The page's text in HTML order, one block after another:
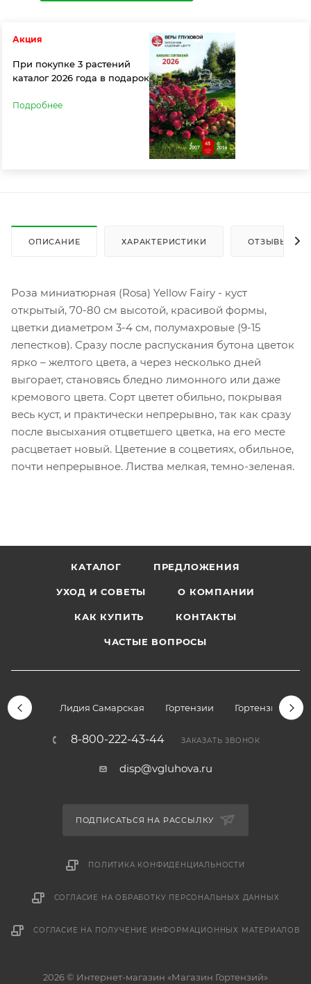
Акция
При покупке 3 растений
каталог 2026 года в подарок
Подробнее
ОПИСАНИЕ ХАРАКТЕРИСТИКИ ОТЗЫВЫ
Роза миниатюрная (Rosa) Yellow Fairy - куст
открытый, 70-80 см высотой, красивой формы,
цветки диаметром 3-4 см, полумахровые (9-15
лепестков). Сразу после распускания бутона цветок
ярко – желтого цвета, а через несколько дней
выгорает, становясь бледно лимонного или даже
кремового цвета. Сорт цветет обильно, покрывая
весь куст, и практически непрерывно, так как сразу
после высыхания отцветшего цветка, на его месте
расцветает новый. Цветение в соцветиях, обильное,
почти непрерывное. Листва мелкая, темно-зеленая.
КАТАЛОГ ПРЕДЛОЖЕНИЯ
УХОД И СОВЕТЫ О КОМПАНИИ
КАК КУПИТЬ КОНТАКТЫ
ЧАСТЫЕ ВОПРОСЫ
Лидия Самарская Гортензии Гортензии
8-800-222-43-44 ЗАКАЗАТЬ ЗВОНОК
disp@vgluhova.ru
ПОДПИСАТЬСЯ НА РАССЫЛКУ
ПОЛИТИКА КОНФИДЕНЦИАЛЬНОСТИ
СОГЛАСИЕ НА ОБРАБОТКУ ПЕРСОНАЛЬНЫХ ДАННЫХ
СОГЛАСИЕ НА ПОЛУЧЕНИЕ ИНФОРМАЦИОННЫХ МАТЕРИАЛОВ
2026 © Интернет-магазин «Магазин Гортензий»